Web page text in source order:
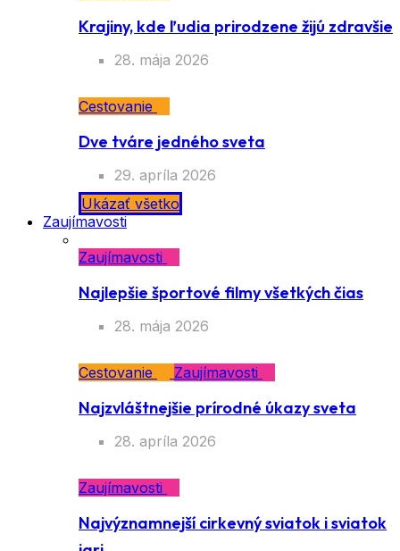
Krajiny, kde ľudia prirodzene žijú zdravšie
28. mája 2026
Cestovanie
Dve tváre jedného sveta
29. apríla 2026
Ukázať všetko
Zaujímavosti
Zaujímavosti
Najlepšie športové filmy všetkých čias
28. mája 2026
Cestovanie Zaujímavosti
Najzvláštnejšie prírodné úkazy sveta
28. apríla 2026
Zaujímavosti
Najvýznamnejší cirkevný sviatok i sviatok